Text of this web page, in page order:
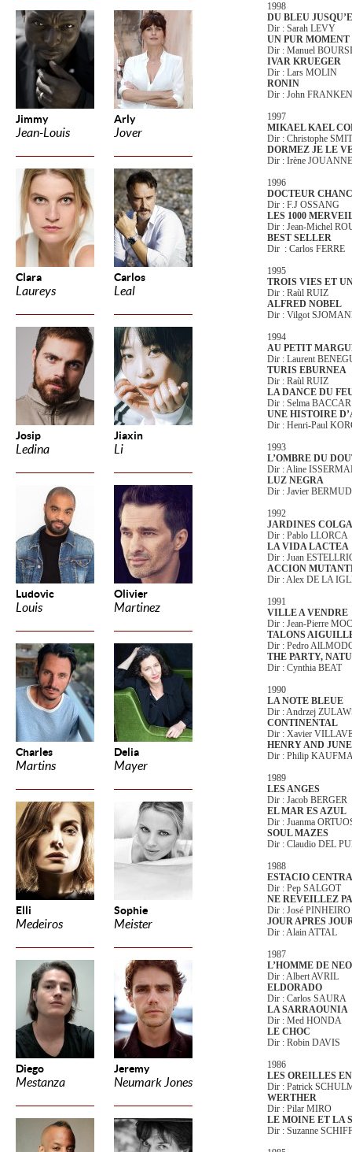
Jimmy
Jean-Louis
Arly
Jover
Clara
Laureys
Carlos
Leal
Josip
Ledina
Jiaxin
Li
Ludovic
Louis
Olivier
Martinez
Charles
Martins
Delia
Mayer
Elli
Medeiros
Sophie
Meister
Diego
Mestanza
Jeremy
Neumark Jones
1998
DU BLEU
Dir : Sarah LEVY
UN PUR
Dir : Manuel
IVAR KRUEGER
Dir : Lars MOLIN
RONIN
Dir : John
1997
MIKAEL KAEL
Dir : Christophe
DORMEZ JE LE
Dir : Irène
1996
DOCTEUR
Dir : F.J OSSANG
LES 1000
Dir : Jean-Michel
BEST SELLER
Dir : Carlos FERRE
1995
TROIS VIES ET
Dir : Raùl RUIZ
ALFRED NOBEL
Dir : Vilgot
1994
AU PETIT
Dir : Laurent
TURIS EBURNEA
Dir : Raùl RUIZ
LA DANCE DU
Dir : Selma BACCAR
UNE HISTOIRE
Dir : Henri-Paul
1993
L’OMBRE DU
Dir : Aline
LUZ NEGRA
Dir : Javier
1992
JARDINES
Dir : Pablo LLORCA
LA VIDA LACTEA
Dir : Juan
ACCION
Dir : Alex DE LA
1991
VILLE A VENDRE
Dir : Jean-Pierre
TALONS
Dir : Pedro
THE PARTY,
Dir : Cynthia BEAT
1990
LA NOTE BLEUE
Dir : Andrzej
CONTINENTAL
Dir : Xavier
HENRY AND JUNE
Dir : Philip
1989
LES ANGES
Dir : Jacob BERGER
EL MAR ES AZUL
Dir : Juanma
SOUL MAZES
Dir : Claudio DEL
1988
ESTACIO
Dir : Pep SALGOT
NE REVEILLEZ
Dir : José PINHEIRO
JOUR APRES
Dir : Alain ATTAL
1987
L’HOMME DE
Dir : Albert AVRIL
ELDORADO
Dir : Carlos SAURA
LA SARRAOUNIA
Dir : Med HONDA
LE CHOC
Dir : Robin DAVIS
1986
LES OREILLES
Dir : Patrick
WERTHER
Dir : Pilar MIRO
LE MOINE ET LA
Dir : Suzanne